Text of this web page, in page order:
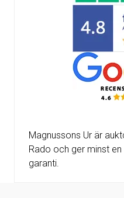
Magnussons Ur är
Rado och ger minst en
garanti.